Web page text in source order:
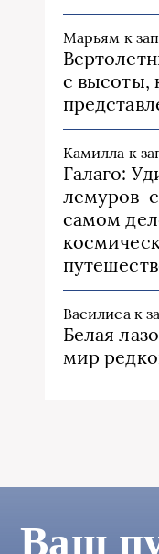
Марьям к
с высоты,
Камилла к
Галаго:
лемуров-
самом
Василиса к
Белая
мир
Ваш